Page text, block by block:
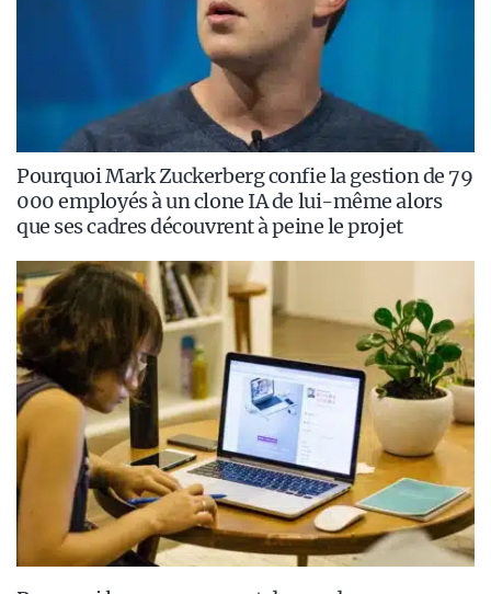
Pourquoi Mark Zuckerberg confie la gestion de 79
000 employés à un clone IA de lui-même alors
que ses cadres découvrent à peine le projet